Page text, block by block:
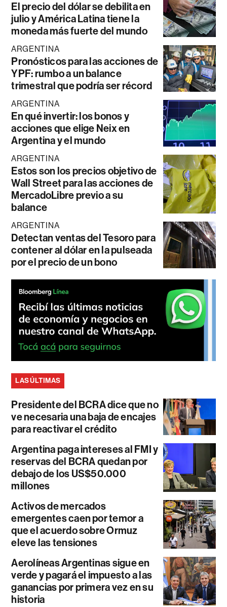
El precio del dólar se debilita en
julio y América Latina tiene la
moneda más fuerte del mundo
ARGENTINA
Pronósticos para las acciones de
YPF: rumbo a un balance
trimestral que podría ser récord
ARGENTINA
En qué invertir: los bonos y
acciones que elige Neix en
Argentina y el mundo
ARGENTINA
Estos son los precios objetivo de
Wall Street para las acciones de
MercadoLibre previo a su
balance
ARGENTINA
Detectan ventas del Tesoro para
contener al dólar en la pulseada
por el precio de un bono
LAS ÚLTIMAS
Presidente del BCRA dice que no
ve necesaria una baja de encajes
para reactivar el crédito
Argentina paga intereses al FMI y
reservas del BCRA quedan por
debajo de los US$50.000
millones
Activos de mercados
emergentes caen por temor a
que el acuerdo sobre Ormuz
eleve las tensiones
Aerolíneas Argentinas sigue en
verde y pagará el impuesto a las
ganancias por primera vez en su
historia